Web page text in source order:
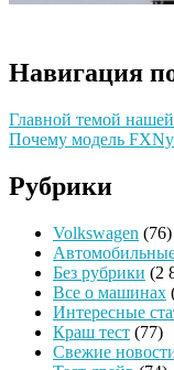
Навигация
Главной темой нашей
Почему модель
Рубрики
Volkswagen (76)
Без рубрики (2
Все о машинах
Интересные
Краш тест (77)
Свежие